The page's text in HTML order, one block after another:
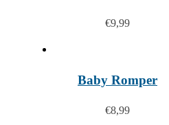
€9,99
Baby Romper
€8,99